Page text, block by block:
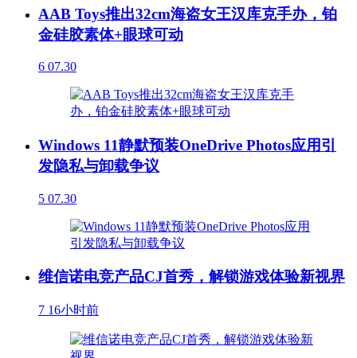
AAB Toys推出32cm海盗女王汉库克手办，铂
金硅胶素体+眼球可动
6 07.30
Windows 11静默预装OneDrive Photos应用引
发隐私与卸载争议
5 07.30
维信诺电竞产品CJ首秀，解锁游戏体验新视界
7 16小时前